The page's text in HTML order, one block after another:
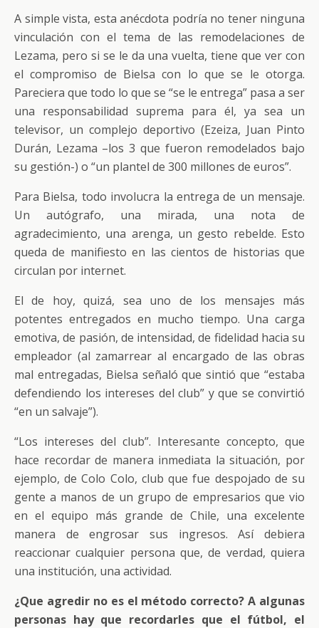
A simple vista, esta anécdota podría no tener ninguna
vinculación con el tema de las remodelaciones de
Lezama, pero si se le da una vuelta, tiene que ver con
el compromiso de Bielsa con lo que se le otorga.
Pareciera que todo lo que se “se le entrega” pasa a ser
una responsabilidad suprema para él, ya sea un
televisor, un complejo deportivo (Ezeiza, Juan Pinto
Durán, Lezama –los 3 que fueron remodelados bajo
su gestión-) o “un plantel de 300 millones de euros”.
Para Bielsa, todo involucra la entrega de un mensaje.
Un autógrafo, una mirada, una nota de
agradecimiento, una arenga, un gesto rebelde. Esto
queda de manifiesto en las cientos de historias que
circulan por internet.
El de hoy, quizá, sea uno de los mensajes más
potentes entregados en mucho tiempo. Una carga
emotiva, de pasión, de intensidad, de fidelidad hacia su
empleador (al zamarrear al encargado de las obras
mal entregadas, Bielsa señaló que sintió que “estaba
defendiendo los intereses del club” y que se convirtió
“en un salvaje”).
“Los intereses del club”. Interesante concepto, que
hace recordar de manera inmediata la situación, por
ejemplo, de Colo Colo, club que fue despojado de su
gente a manos de un grupo de empresarios que vio
en el equipo más grande de Chile, una excelente
manera de engrosar sus ingresos. Así debiera
reaccionar cualquier persona que, de verdad, quiera
una institución, una actividad.
¿Que agredir no es el método correcto? A algunas
personas hay que recordarles que el fútbol, el